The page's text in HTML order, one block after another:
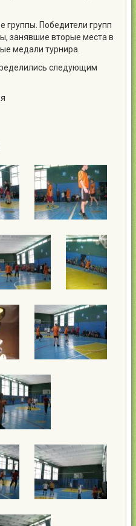
группы. Победители групп
занявшие вторые места в
медали турнира.
следующим